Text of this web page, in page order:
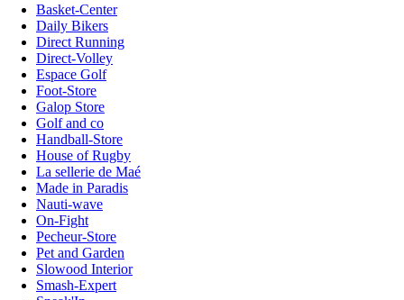
Basket-Center
Daily Bikers
Direct Running
Direct-Volley
Espace Golf
Foot-Store
Galop Store
Golf and co
Handball-Store
House of Rugby
La sellerie de Maé
Made in Paradis
Nauti-wave
On-Fight
Pecheur-Store
Pet and Garden
Slowood Interior
Smash-Expert